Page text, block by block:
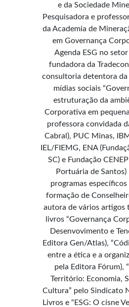
e da Sociedade
Pesquisadora e
da Academia de
em Governança
Agenda ESG no
fundadora da
consultoria detentora da
mídias sociais
estruturação da
Corporativa em
professora convidada
Cabral), PUC Minas,
IEL/FIEMG, ENA
SC) e Fundação
Portuária de
programas
formação de
autora de vários artigos
livros “Governança
Desenvovimento e
Editora Gen/Atlas),
entre a ética e a
pela Editora Fórum),
Território: Economia,
Cultura” pelo Sindicato
Livros e “ESG: O cisne